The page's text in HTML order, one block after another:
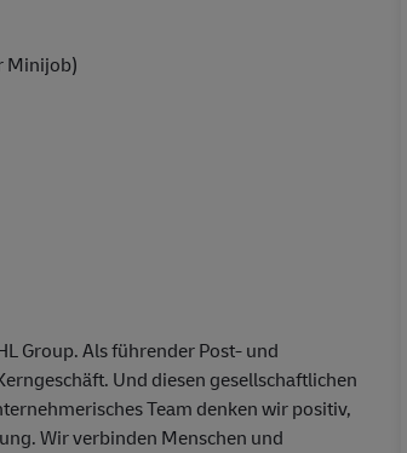
Minijob)
Group. Als führender Post- und
Und diesen gesellschaftlichen
Team denken wir positiv,
Wir verbinden Menschen und